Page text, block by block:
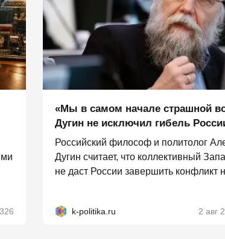
«Мы в самом начале страшной
Дугин не исключил гибель
Российский философ и политолог
Дугин считает, что коллективный
не даст России завершить конфликт
k-politika.ru 2 авг